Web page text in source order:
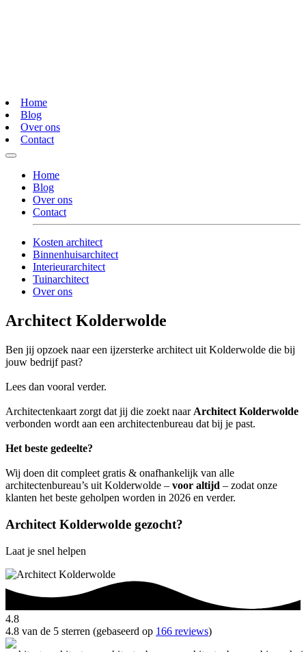
Home
Blog
Over ons
Contact
Home
Blog
Over ons
Contact
Kosten architect
Binnenhuisarchitect
Interieurarchitect
Tuinarchitect
Over ons
Architect Kolderwolde
Ben jij opzoek naar een ijzersterke architect uit Kolderwolde die bij
jouw bedrijf past?
Lees dan vooral verder.
Architectenkaart zorgt dat jij die zoekt naar Architect Kolderwolde
verbonden wordt aan een architectenbureau dat bij je past.
Het beste gedeelte?
Wij doen dit compleet gratis & onafhankelijk van alle
architectenbureau’s uit Kolderwolde – voor altijd – zodat onze
klanten het beste geholpen worden in 2026 en verder.
Architect Kolderwolde gezocht?
Laat je snel helpen
4.8
4.8 van de 5 sterren (gebaseerd op 166 reviews)